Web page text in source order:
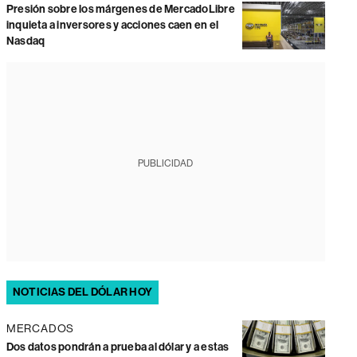
Presión sobre los márgenes de MercadoLibre
inquieta a inversores y acciones caen en el
Nasdaq
PUBLICIDAD
NOTICIAS DEL DÓLAR HOY
MERCADOS
Dos datos pondrán a prueba al dólar y a estas